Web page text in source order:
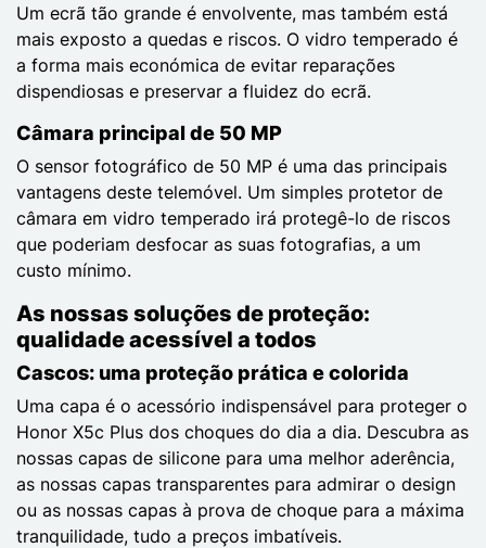
Um ecrã tão grande é envolvente, mas também está
mais exposto a quedas e riscos. O vidro temperado é
a forma mais económica de evitar reparações
dispendiosas e preservar a fluidez do ecrã.
Câmara principal de 50 MP
O sensor fotográfico de 50 MP é uma das principais
vantagens deste telemóvel. Um simples protetor de
câmara em vidro temperado irá protegê-lo de riscos
que poderiam desfocar as suas fotografias, a um
custo mínimo.
As nossas soluções de proteção:
qualidade acessível a todos
Cascos: uma proteção prática e colorida
Uma capa é o acessório indispensável para proteger o
Honor X5c Plus dos choques do dia a dia. Descubra as
nossas capas de silicone para uma melhor aderência,
as nossas capas transparentes para admirar o design
ou as nossas capas à prova de choque para a máxima
tranquilidade, tudo a preços imbatíveis.